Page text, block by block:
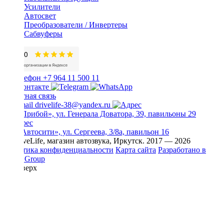
Усилители
Автосвет
Преобразователи / Инвертеры
Сабвуферы
+7 964 11 500 11
Обратная связь
drivelife-38@yandex.ru
ТЦ «Прибой», ул. Генерала Доватора, 39, павильоны 29
ТЦ «Автосити», ул. Сергеева, 3/8а, павильон 16
© DriveLife, магазин автозвука, Иркутск. 2017 — 2026
Политика конфиденциальности Карта сайта Разработано в
Prime Group